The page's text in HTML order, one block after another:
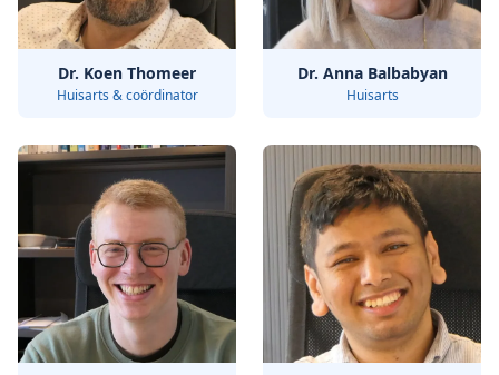
Dr. Koen Thomeer
Huisarts & coördinator
Dr. Anna Balbabyan
Huisarts